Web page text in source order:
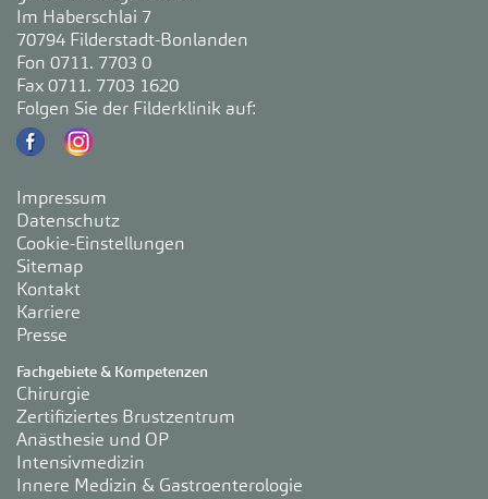
Im Haberschlai 7
70794 Filderstadt-Bonlanden
Fon 0711. 7703 0
Fax 0711. 7703 1620
Folgen Sie der Filderklinik auf:
Impressum
Datenschutz
Cookie-Einstellungen
Sitemap
Kontakt
Karriere
Presse
Fachgebiete & Kompetenzen
Chirurgie
Zertifiziertes Brustzentrum
Anästhesie und OP
Intensivmedizin
Innere Medizin & Gastroenterologie